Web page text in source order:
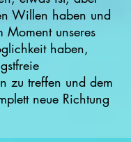
Willen haben und
unseres
haben,
zu treffen und dem
neue Richtung